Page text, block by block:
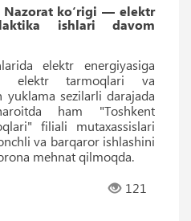
Nazorat ko‘rigi — elektr
ishlari davom
elektr energiyasiga
elektr tarmoqlari va
yuklama sezilarli darajada
ham "Toshkent
filiali mutaxassislari
va barqaror ishlashini
mehnat qilmoqda.
121